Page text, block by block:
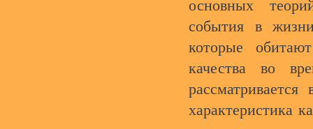
основных
события в
которые
качества во
характеристика